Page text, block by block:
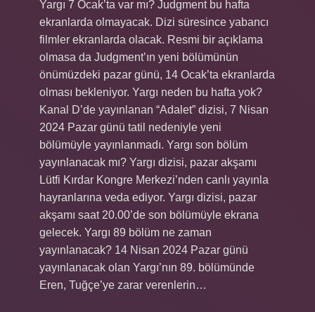
Yargı 7 Ocak’ta var mı? Judgment bu hafta
ekranlarda olmayacak. Dizi süresince yabancı
filmler ekranlarda olacak. Resmi bir açıklama
olmasa da Judgment’ın yeni bölümünün
önümüzdeki pazar günü, 14 Ocak’ta ekranlarda
olması bekleniyor. Yargı neden bu hafta yok?
Kanal D’de yayınlanan “Adalet” dizisi, 7 Nisan
2024 Pazar günü tatil nedeniyle yeni
bölümüyle yayınlanmadı. Yargı son bölüm
yayınlanacak mı? Yargı dizisi, pazar akşamı
Lütfi Kırdar Kongre Merkezi’nden canlı yayınla
hayranlarına veda ediyor. Yargı dizisi, pazar
akşamı saat 20.00’de son bölümüyle ekrana
gelecek. Yargı 89 bölüm ne zaman
yayınlanacak? 14 Nisan 2024 Pazar günü
yayınlanacak olan Yargı’nın 89. bölümünde
Eren, Tuğçe’ye zarar verenlerin…